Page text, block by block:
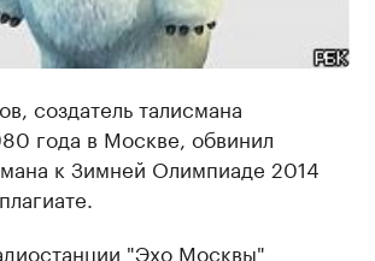
создатель талисмана
года в Москве, обвинил
к Зимней Олимпиаде 2014
"Эхо Москвы"